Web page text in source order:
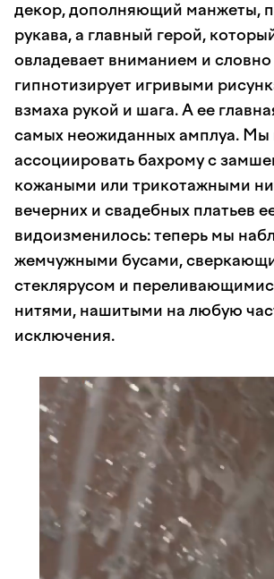
декор, дополняющий манжеты,
рукава, а главный герой,
овладевает вниманием и словно
гипнотизирует игривыми
взмаха рукой и шага. А ее
самых неожиданных амплуа. Мы
ассоциировать бахрому с
кожаными или трикотажными
вечерних и свадебных платьев
видоизменилось: теперь мы
жемчужными бусами,
стеклярусом и
нитями, нашитыми на любую
исключения.